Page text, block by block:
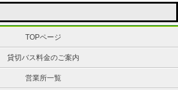
TOPページ
貸切バス料金のご案内
営業所一覧